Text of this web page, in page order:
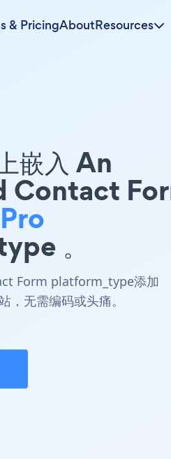
& PricingAboutResources
嵌入 An
Contact
。
Form platform_type添加
无需编码或头痛。